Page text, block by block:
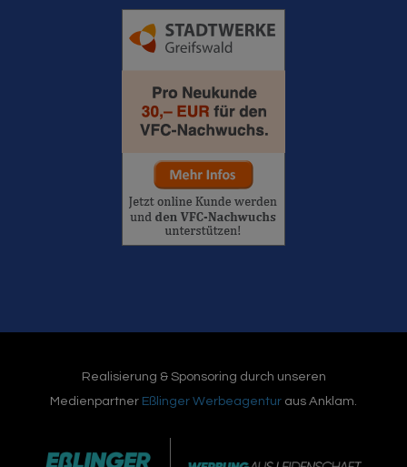
Realisierung & Sponsoring durch unseren
Medienpartner Eßlinger Werbeagentur aus Anklam.